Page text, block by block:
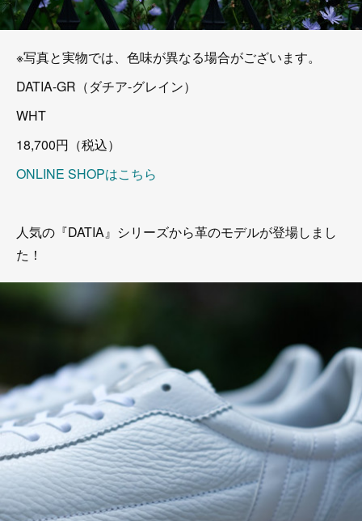
※写真と実物では、色味が異なる場合がございます。
DATIA-GR（ダチア-グレイン）
WHT
18,700円（税込）
ONLINE SHOPはこちら
人気の『DATIA』シリーズから革のモデルが登場しまし
た！